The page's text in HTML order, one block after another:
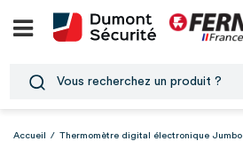
Accueil / Thermomètre digital électronique Jumbo